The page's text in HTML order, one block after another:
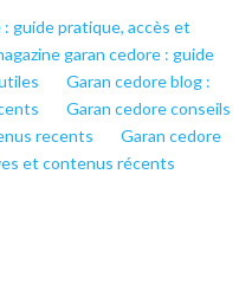
guide pratique, accès et
garan cedore : guide
Garan cedore blog :
Garan cedore conseils
recents
Garan cedore
et contenus récents